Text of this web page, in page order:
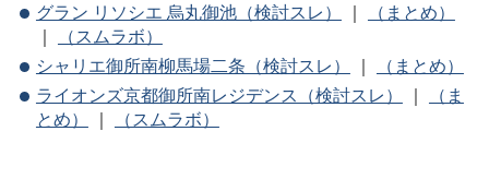
グラン リソシエ 烏丸御池（検討スレ）
｜
（まとめ）
｜
（スムラボ）
シャリエ御所南柳馬場二条（検討スレ）
｜
（まとめ）
ライオンズ京都御所南レジデンス（検討スレ）
｜
（ま
とめ）
｜ （スムラボ）